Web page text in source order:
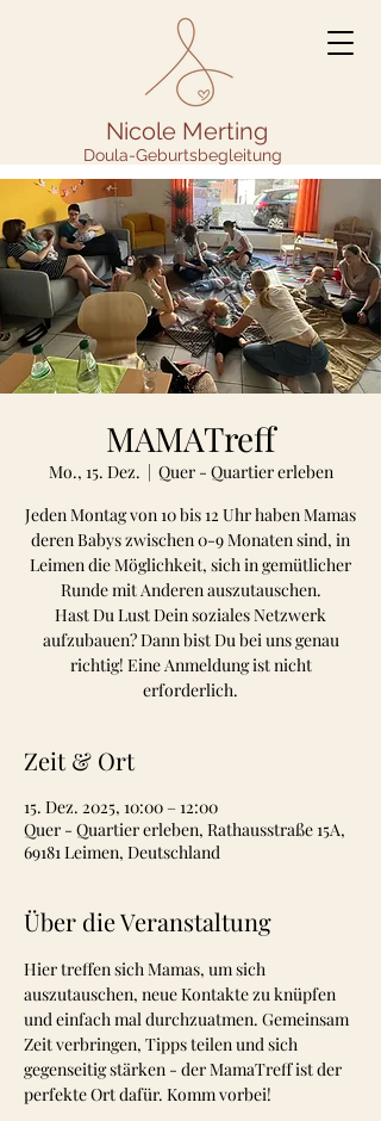
Nicole Merting
Doula-Geburtsbegleitung
MAMATreff
Mo., 15. Dez.
  |
Quer - Quartier erleben
Jeden Montag von 10 bis 12 Uhr haben Mamas
deren Babys zwischen 0-9 Monaten sind, in
Leimen die Möglichkeit, sich in gemütlicher
Runde mit Anderen auszutauschen.
Hast Du Lust Dein soziales Netzwerk
aufzubauen? Dann bist Du bei uns genau
richtig! Eine Anmeldung ist nicht
Zeit & Ort
15. Dez. 2025, 10:00 – 12:00
Quer - Quartier erleben, Rathausstraße 15A,
69181 Leimen, Deutschland
Über die Veranstaltung
Hier treffen sich Mamas, um sich
auszutauschen, neue Kontakte zu knüpfen
und einfach mal durchzuatmen. Gemeinsam
Zeit verbringen, Tipps teilen und sich
gegenseitig stärken - der MamaTreff ist der
perfekte Ort dafür. Komm vorbei!